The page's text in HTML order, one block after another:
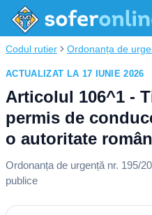
Codul rutier Ordonanța de
ACTUALIZAT LA 17 IUNIE 2026
Articolul 106^1 -
permis de
o autoritate
Ordonanța de urgență nr. 195/
publice